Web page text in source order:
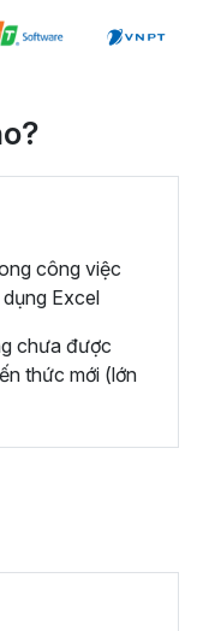
công việc
Excel
chưa được
thức mới (lớn